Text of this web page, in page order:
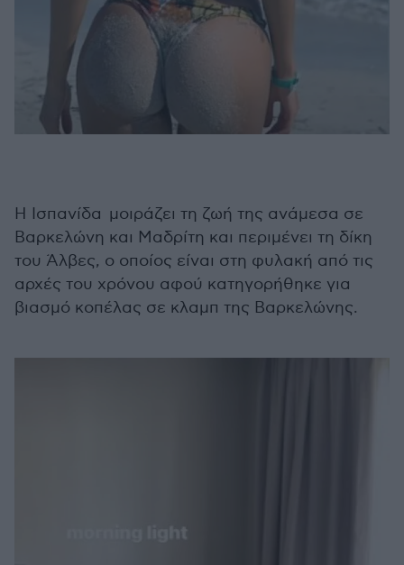
H Ισπανίδα μοιράζει τη ζωή της ανάμεσα σε
Βαρκελώνη και Μαδρίτη και περιμένει τη δίκη
του Άλβες, ο οποίος είναι στη φυλακή από τις
αρχές του χρόνου αφού κατηγορήθηκε για
βιασμό κοπέλας σε κλαμπ της Βαρκελώνης.